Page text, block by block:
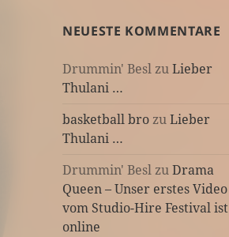
NEUESTE KOMMENTARE
Drummin' BeslzuLieber
Thulani …
basketball brozuLieber
Thulani …
Drummin' BeslzuDrama
Queen – Unser erstes Video
vom Studio-Hire Festival ist
online